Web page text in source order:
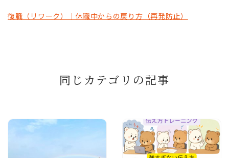
復職（リワーク）｜休職中からの戻り方（再発防止）
同じカテゴリの記事